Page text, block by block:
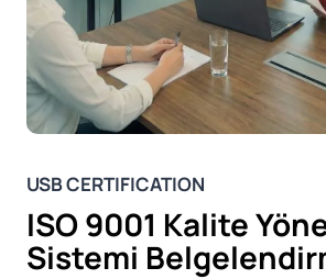
USB CERTIFICATION
ISO 9001 Kalite
Sistemi